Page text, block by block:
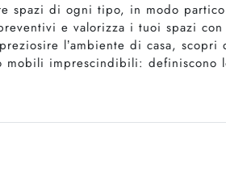
spazi di ogni tipo, in modo
e valorizza i tuoi spazi
l’ambiente di casa,
imprescindibili: definiscono